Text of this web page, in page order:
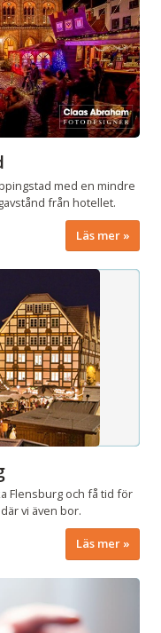
med en mindre
från hotellet.
Läs mer
Flensburg och få tid för
vi även bor.
Läs mer